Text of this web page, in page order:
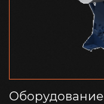
Оборудование